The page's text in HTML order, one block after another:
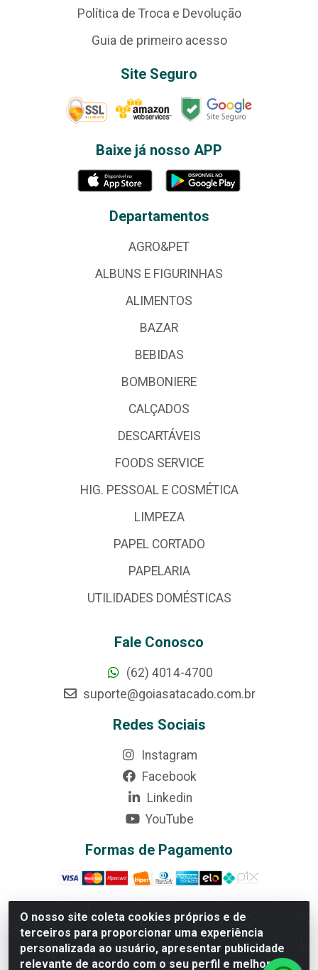
O nosso site coleta cookies próprios e de
terceiros para proporcionar uma experiência
personalizada ao usuário, apresentar publicidade
relevante de acordo com o seu perfil e melhorar a
Política de Troca e Devolução
Guia de primeiro acesso
Site Seguro
Baixe já nosso APP
Departamentos
AGRO&PET
ALBUNS E FIGURINHAS
ALIMENTOS
BAZAR
BEBIDAS
BOMBONIERE
CALÇADOS
DESCARTÁVEIS
FOODS SERVICE
HIG. PESSOAL E COSMÉTICA
LIMPEZA
PAPEL CORTADO
PAPELARIA
UTILIDADES DOMÉSTICAS
Fale Conosco
(62) 4014-4700
suporte@goiasatacado.com.br
Redes Sociais
Instagram
Facebook
Linkedin
YouTube
Formas de Pagamento
Rede Brasil - Avenida Universitária, nº 3860, Jardim das
Américas II Etapa - Anápolis/GO - CEP 75070-415 -
CNPJ 07.728.073/0002-24